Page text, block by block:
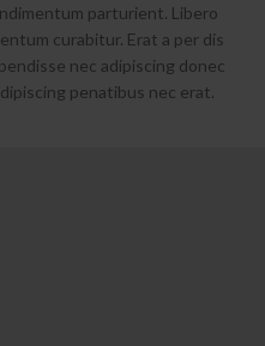
parturient. Libero
curabitur. Erat a per dis
nec adipiscing donec
penatibus nec erat.